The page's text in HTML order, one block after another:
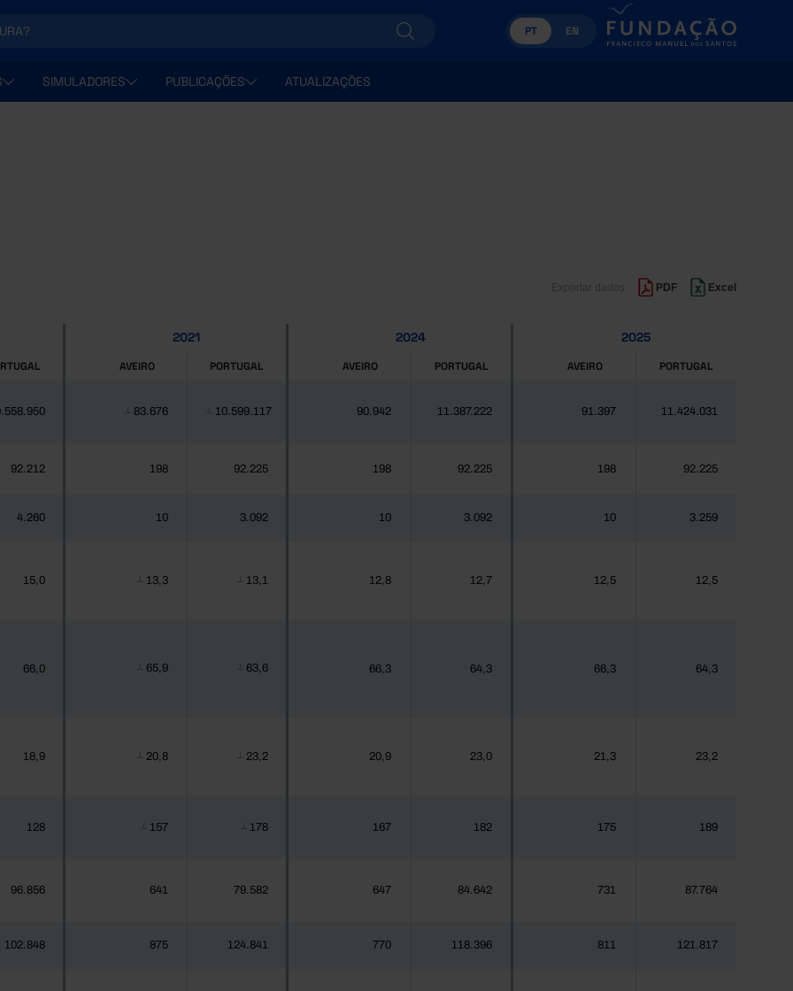
PT EN
SIMULADORES PUBLICAÇÕES ATUALIZAÇÕES
PDF Excel
2021 2024 2025
AVEIRO PORTUGAL AVEIRO PORTUGAL AVEIRO PORTUGAL
83.676 10.599.117 90.942 11.387.222 91.397 11.424.031
92.212 198 92.225 198 92.225 198 92.225
4.260 10 3.092 10 3.092 10 3.259
15,0 13,3 13,1 12,8 12,7 12,5 12,5
66,0 65,9 63,6 66,3 64,3 66,3 64,3
18,9 20,8 23,2 20,9 23,0 21,3 23,2
128 157 178 167 182 175 189
96.856 641 79.582 647 84.642 731 87.764
102.848 875 124.841 770 118.396 811 121.817